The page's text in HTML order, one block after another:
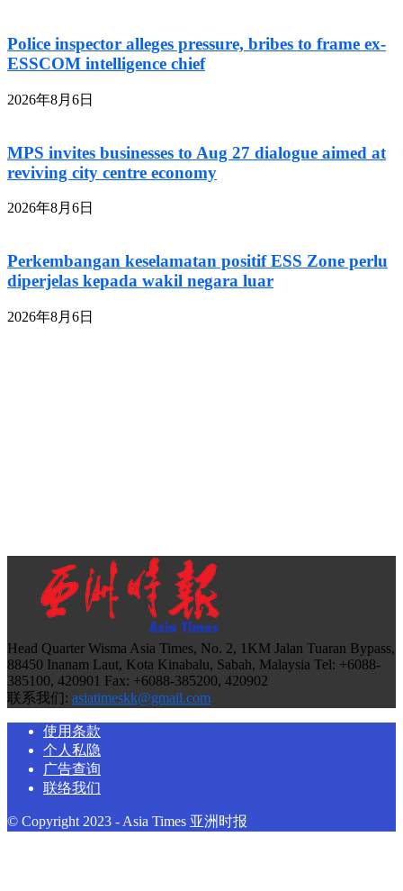
Police inspector alleges pressure, bribes to frame ex-
ESSCOM intelligence chief
2026年8月6日
MPS invites businesses to Aug 27 dialogue aimed at
reviving city centre economy
2026年8月6日
Perkembangan keselamatan positif ESS Zone perlu
diperjelas kepada wakil negara luar
2026年8月6日
Head Quarter Wisma Asia Times, No. 2, 1KM Jalan Tuaran Bypass,
88450 Inanam Laut, Kota Kinabalu, Sabah, Malaysia Tel: +6088-
385100, 420901 Fax: +6088-385200, 420902
联系我们: asiatimeskk@gmail.com
使用条款
个人私隐
广告查询
联络我们
© Copyright 2023 - Asia Times 亚洲时报